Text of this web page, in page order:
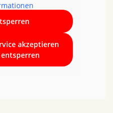
akzeptieren